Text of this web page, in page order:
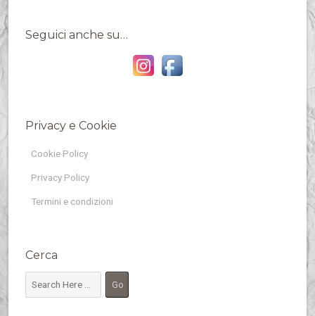
Seguici anche su…
Privacy e Cookie
Cookie Policy
Privacy Policy
Termini e condizioni
Cerca